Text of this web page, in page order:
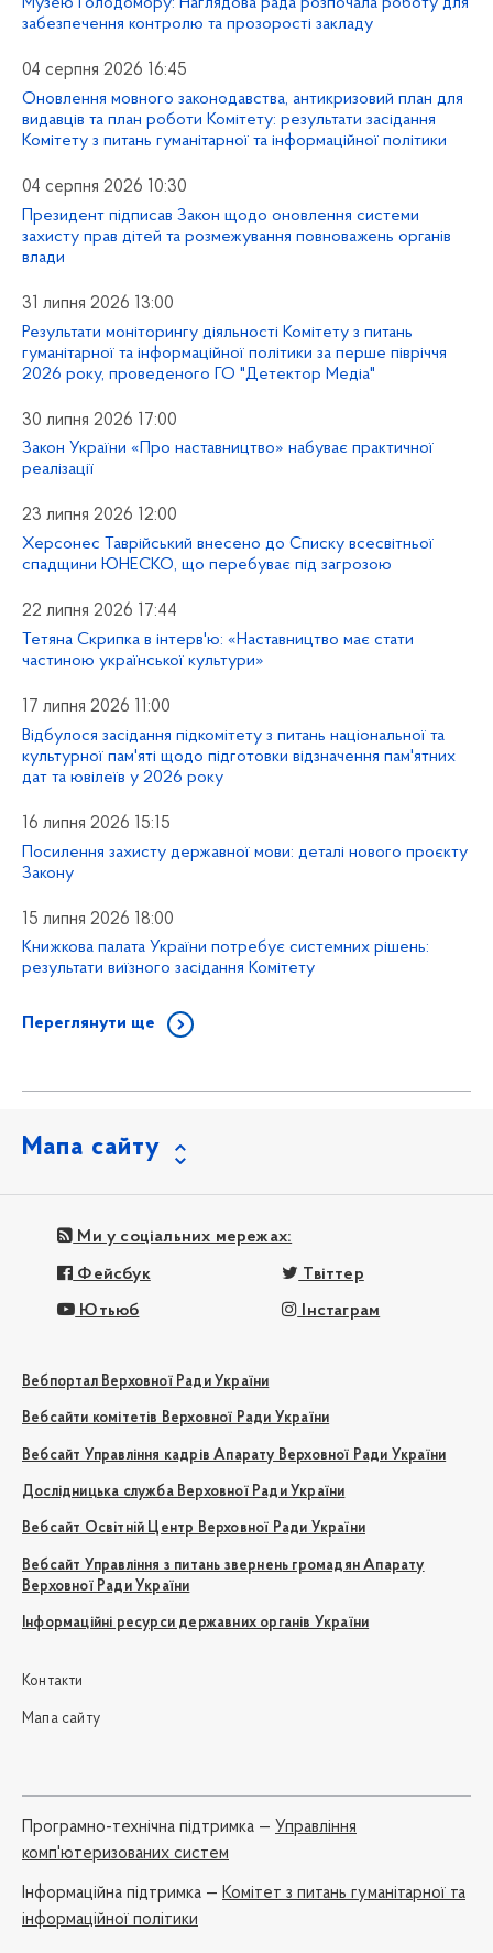
забезпечення контролю та прозорості закладу
04 серпня 2026 16:45
Оновлення мовного законодавства, антикризовий план для
видавців та план роботи Комітету: результати засідання
Комітету з питань гуманітарної та інформаційної політики
04 серпня 2026 10:30
Президент підписав Закон щодо оновлення системи
захисту прав дітей та розмежування повноважень органів
влади
31 липня 2026 13:00
Результати моніторингу діяльності Комітету з питань
гуманітарної та інформаційної політики за перше півріччя
2026 року, проведеного ГО "Детектор Медіа"
30 липня 2026 17:00
Закон України «Про наставництво» набуває практичної
реалізації
23 липня 2026 12:00
Херсонес Таврійський внесено до Списку всесвітньої
спадщини ЮНЕСКО, що перебуває під загрозою
22 липня 2026 17:44
Тетяна Скрипка в інтерв'ю: «Наставництво має стати
частиною української культури»
17 липня 2026 11:00
Відбулося засідання підкомітету з питань національної та
культурної пам'яті щодо підготовки відзначення пам'ятних
дат та ювілеїв у 2026 року
16 липня 2026 15:15
Посилення захисту державної мови: деталі нового проєкту
Закону
15 липня 2026 18:00
Книжкова палата України потребує системних рішень:
результати виїзного засідання Комітету
Переглянути ще
Мапа сайту
Ми у соціальних мережах:
Фейсбук Твіттер
Ютьюб Інстаграм
Вебпортал Верховної Ради України
Вебсайти комітетів Верховної Ради України
Вебсайт Управління кадрів Апарату Верховної Ради України
Дослідницька служба Верховної Ради України
Вебсайт Освітній Центр Верховної Ради України
Вебсайт Управління з питань звернень громадян Апарату
Верховної Ради України
Інформаційні ресурси державних органів України
Контакти
Мапа сайту
Програмно-технічна підтримка — Управління
комп'ютеризованих систем
Iнформаційна підтримка — Комітет з питань гуманітарної та
інформаційної політики